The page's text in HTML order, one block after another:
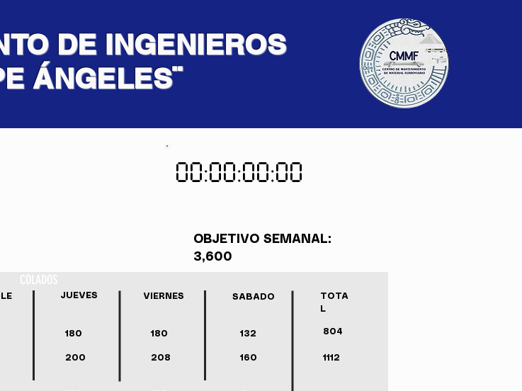
DE INGENIEROS
ÁNGELES¨
00:00:00:00
OBJETIVO SEMANAL:
3,600
JUEVES VIERNES SABADO
TOTA
L
180 180 132 804
200 208 160 1112